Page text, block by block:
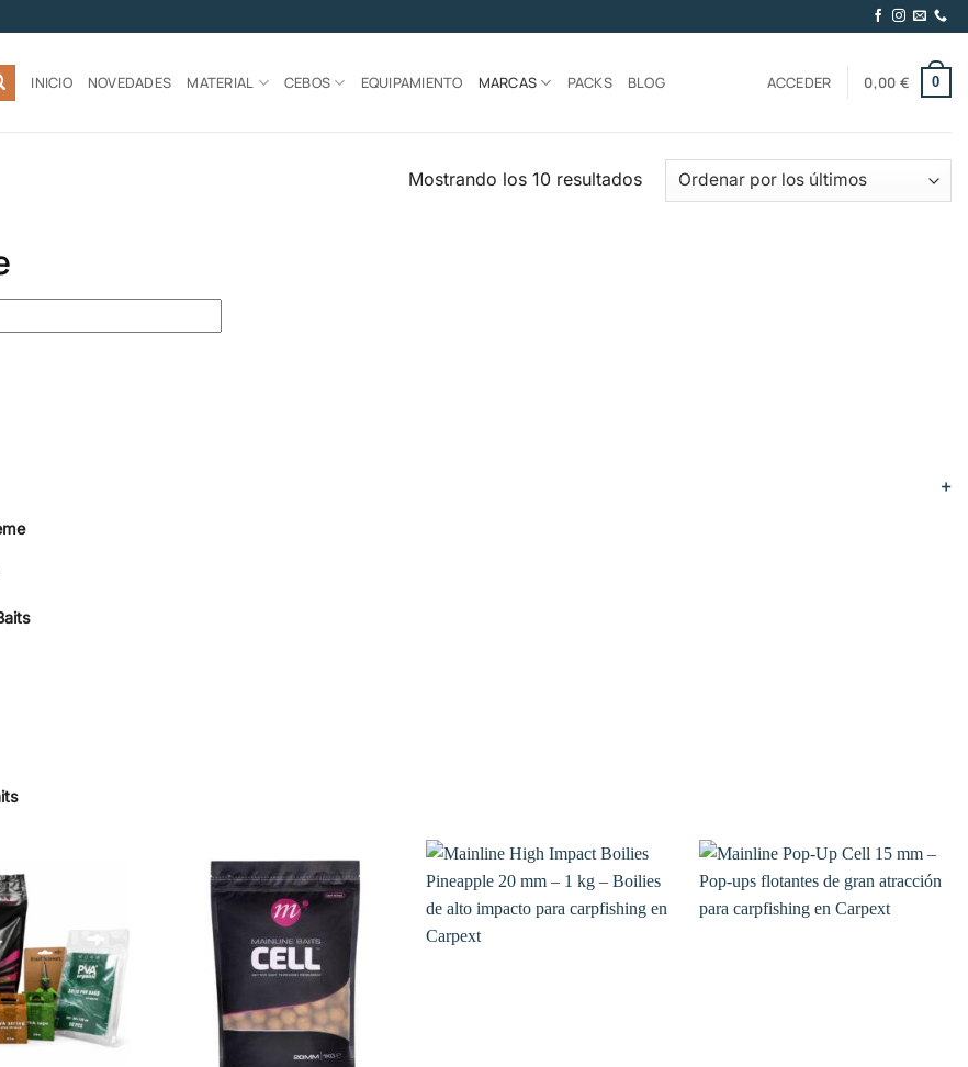
INICIO NOVEDADES MATERIAL CEBOS EQUIPAMIENTO MARCAS PACKS BLOG ACCEDER 0,00 € 0
Mostrando los 10 resultadosOrdenado
por
+
lista de
deseos
Añadir
a la
lista de
deseos
Añadir
a la